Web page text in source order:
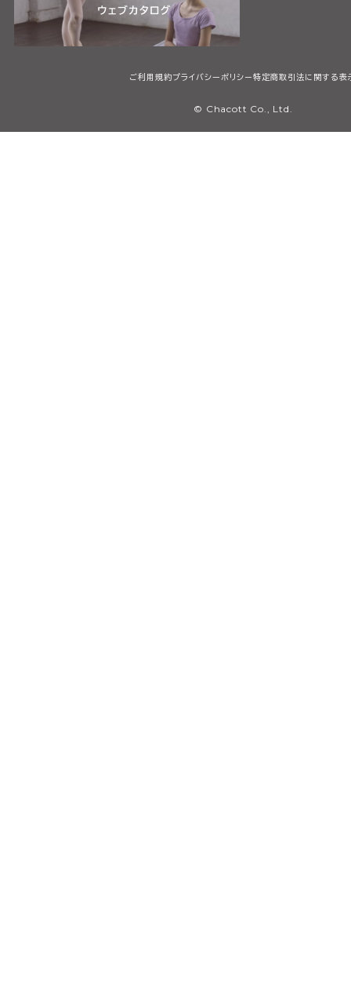
ご利用規約プライバシーポリシー特定商取引法に関する表
© Chacott Co., Ltd.